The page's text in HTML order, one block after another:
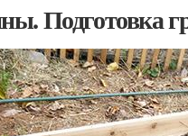
Подготовка